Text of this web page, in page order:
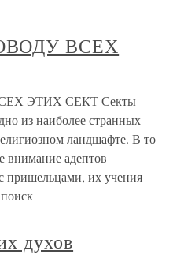
ВСЕХ
ЭТИХ СЕКТ Секты
из наиболее странных
ландшафте. В то
внимание адептов
пришельцами, их учения
духов